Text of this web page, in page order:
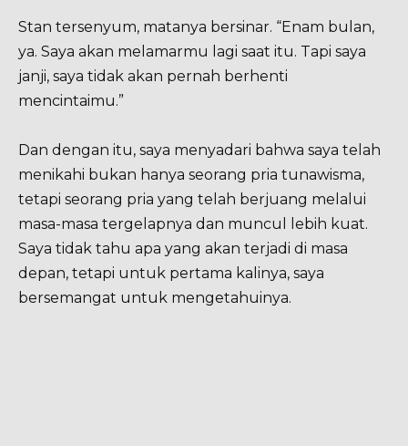
Stan tersenyum, matanya bersinar. “Enam bulan,
ya. Saya akan melamarmu lagi saat itu. Tapi saya
janji, saya tidak akan pernah berhenti
mencintaimu.”
Dan dengan itu, saya menyadari bahwa saya telah
menikahi bukan hanya seorang pria tunawisma,
tetapi seorang pria yang telah berjuang melalui
masa-masa tergelapnya dan muncul lebih kuat.
Saya tidak tahu apa yang akan terjadi di masa
depan, tetapi untuk pertama kalinya, saya
bersemangat untuk mengetahuinya.